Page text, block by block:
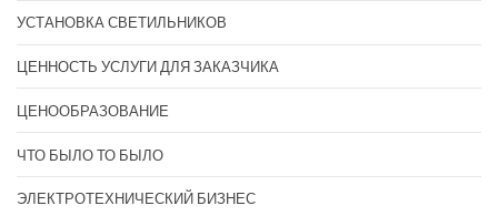
УСТАНОВКА СВЕТИЛЬНИКОВ
ЦЕННОСТЬ УСЛУГИ ДЛЯ ЗАКАЗЧИКА
ЦЕНООБРАЗОВАНИЕ
ЧТО БЫЛО ТО БЫЛО
ЭЛЕКТРОТЕХНИЧЕСКИЙ БИЗНЕС